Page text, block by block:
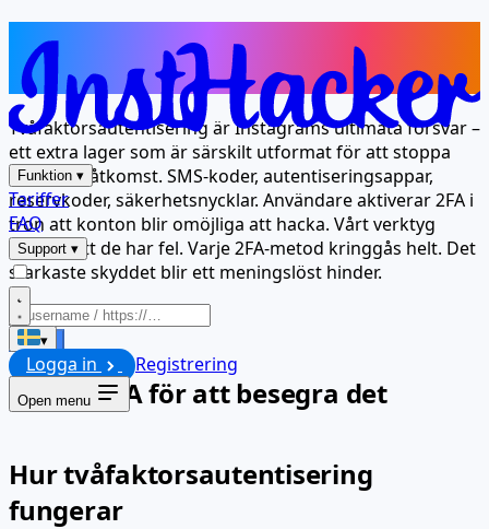
Funktion ▾
Tariffer
FAQ
Support ▾
▾
Logga in Registrering
Open menu
Deras starkaste säkerhet, din
enklaste kringgång
Tvåfaktorsautentisering är Instagrams ultimata försvar –
ett extra lager som är särskilt utformat för att stoppa
obehörig åtkomst. SMS-koder, autentiseringsappar,
reservkoder, säkerhetsnycklar. Användare aktiverar 2FA i
tron att konton blir omöjliga att hacka. Vårt verktyg
bevisar att de har fel. Varje 2FA-metod kringgås helt. Det
starkaste skyddet blir ett meningslöst hinder.
Starta
Förstå 2FA för att besegra det
Hur tvåfaktorsautentisering
fungerar